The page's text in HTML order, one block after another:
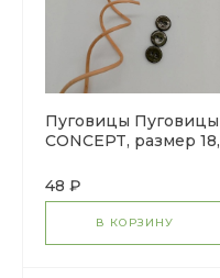
Пуговицы Пуговицы
CONCEPT, размер 18,
зеленый
48 ₽
В КОРЗИНУ